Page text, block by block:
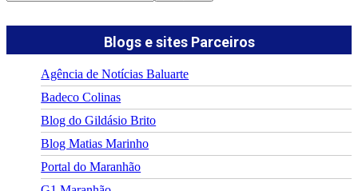
Blogs e sites Parceiros
Agência de Notícias Baluarte
Badeco Colinas
Blog do Gildásio Brito
Blog Matias Marinho
Portal do Maranhão